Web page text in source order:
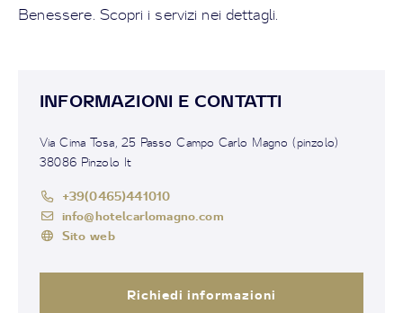
Benessere. Scopri i servizi nei dettagli.
INFORMAZIONI E CONTATTI
Via Cima Tosa, 25 Passo Campo Carlo Magno (pinzolo)
38086 Pinzolo It
+39(0465)441010
info@hotelcarlomagno.com
Sito web
Richiedi informazioni